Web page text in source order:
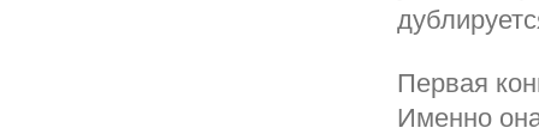
Первая
Именно